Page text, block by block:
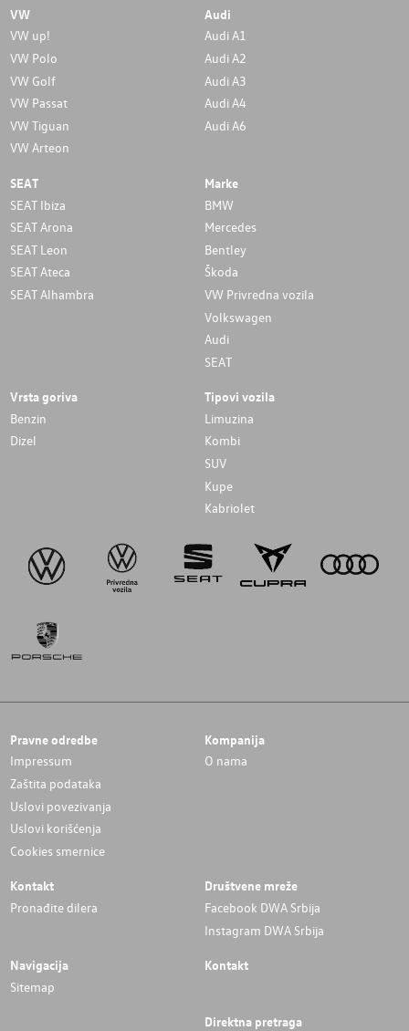
VW
VW up!
VW Polo
VW Golf
VW Passat
VW Tiguan
VW Arteon
Audi
Audi A1
Audi A2
Audi A3
Audi A4
Audi A6
SEAT
SEAT Ibiza
SEAT Arona
SEAT Leon
SEAT Ateca
SEAT Alhambra
Marke
BMW
Mercedes
Bentley
Škoda
VW Privredna vozila
Volkswagen
Audi
SEAT
Vrsta goriva
Benzin
Dizel
Tipovi vozila
Limuzina
Kombi
SUV
Kupe
Kabriolet
Pravne odredbe
Impressum
Zaštita podataka
Uslovi povezivanja
Uslovi korišćenja
Cookies smernice
Kompanija
O nama
Kontakt
Pronađite dilera
Društvene mreže
Facebook DWA Srbija
Instagram DWA Srbija
Navigacija
Sitemap
Kontakt
Direktna pretraga